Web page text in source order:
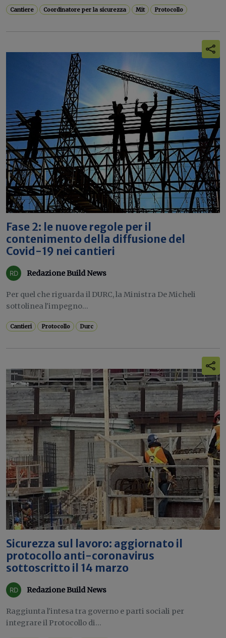
Cantiere Coordinatore per la sicurezza Mit Protocollo
Fase 2: le nuove regole per il
contenimento della diffusione del
Covid-19 nei cantieri
Redazione Build News
Per quel che riguarda il DURC, la Ministra De Micheli
sottolinea l'impegno...
Cantieri Protocollo Durc
Sicurezza sul lavoro: aggiornato il
protocollo anti-coronavirus
sottoscritto il 14 marzo
Redazione Build News
Raggiunta l'intesa tra governo e parti sociali per
integrare il Protocollo di...